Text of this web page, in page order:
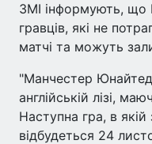
ЗМІ інформують, що
гравців, які не
матчі та можуть
"Манчестер
англійській лізі,
Наступна гра, в якій
відбудеться 24